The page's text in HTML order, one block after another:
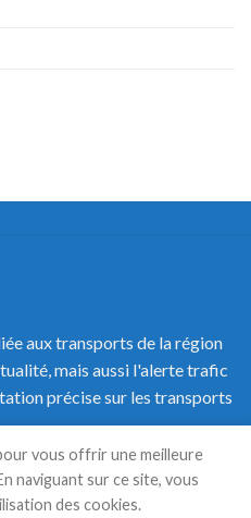
aux transports de la région
mais aussi l'alerte trafic
précise sur les transports
vous offrir une meilleure
naviguant sur ce site, vous
des cookies.